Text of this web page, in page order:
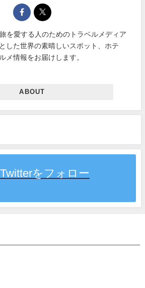
を愛する人のためのトラベルメディア
した世界の素晴しいスポット、ホテ
メ情報をお届けします。
ABOUT
Twitterをフォロー